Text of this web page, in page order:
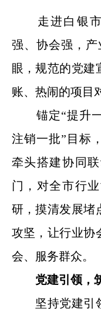
走进白银市
强、协会强，
眼，规范的党建
账、热闹的项目
锚定“提升一
注销一批”目标
牵头搭建协同
门，对全市行
研，摸清发展堵
攻坚，让行业协
会、服务群众。
党建引领，
坚持党建引领